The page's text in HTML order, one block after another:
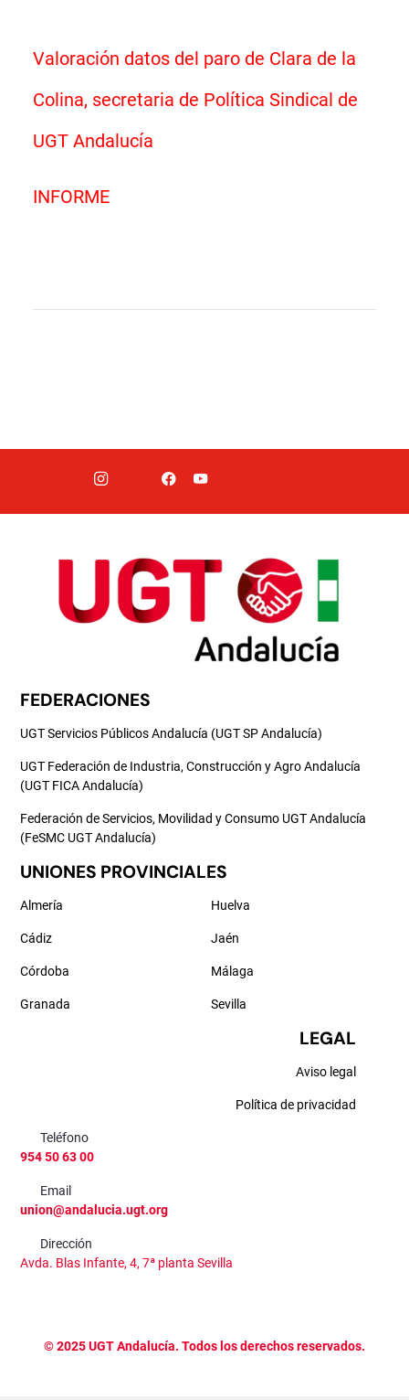
Valoración datos del paro de Clara de la
Colina, secretaria de Política Sindical de
UGT Andalucía
INFORME
FEDERACIONES
UGT Servicios Públicos Andalucía (UGT SP Andalucía)
UGT Federación de Industria, Construcción y Agro Andalucía
(UGT FICA Andalucía)
Federación de Servicios, Movilidad y Consumo UGT Andalucía
(FeSMC UGT Andalucía)
UNIONES PROVINCIALES
Almería
Cádiz
Córdoba
Granada
Huelva
Jaén
Málaga
Sevilla
LEGAL
Aviso legal
Política de privacidad
Teléfono
954 50 63 00
Email
union@andalucia.ugt.org
Dirección
Avda. Blas Infante, 4, 7ª planta Sevilla
©2025UGT Andalucía. Todos los derechos reservados.